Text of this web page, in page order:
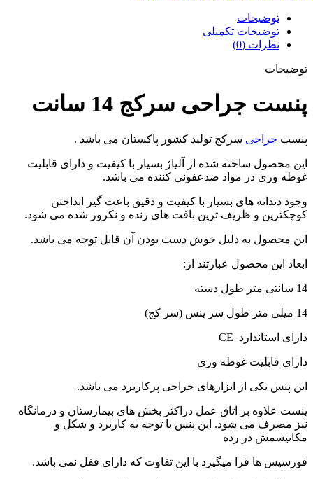
توضیحات
توضیحات تکمیلی
نظرات (0)
توضیحات
پنست جراحی سرکج 14 سانت
پنست جراحی سرکج تولید کشور پاکستان می باشد .
این محصول ساخته شده از آلیاژ بسیار با کیفیت و دارای قابلیت
غوطه وری در مواد ضدعفونی کننده می باشد.
وجود دندانه های بسیار با کیفیت و دقیق باعث گیر انداختن
کوچکترین و ظریف ترین بافت های زنده و نکروز شده می شود.
این محصول به دلیل خوش دست بودن آن قابل توجه می باشد.
ابعاد این محصول عبارتند از:
14 سانتی متر طول دسته
14 میلی متر طول سر پنس (سر کج)
دارای استاندارد CE
دارای قابلیت غوطه وری
این پنس یکی از ابزارهای جراحی پرکاربرد می باشد.
پنست علاوه بر اتاق عمل دراکثر بخش های بیمارستان و درمانگاه
نیز مصرف می شود. این پنس با توجه به کاربرد و شکل و
مکانیسمش در رده
فورسپس ها قرا میگیرد با این تفاوت که دارای قفل نمی باشد.